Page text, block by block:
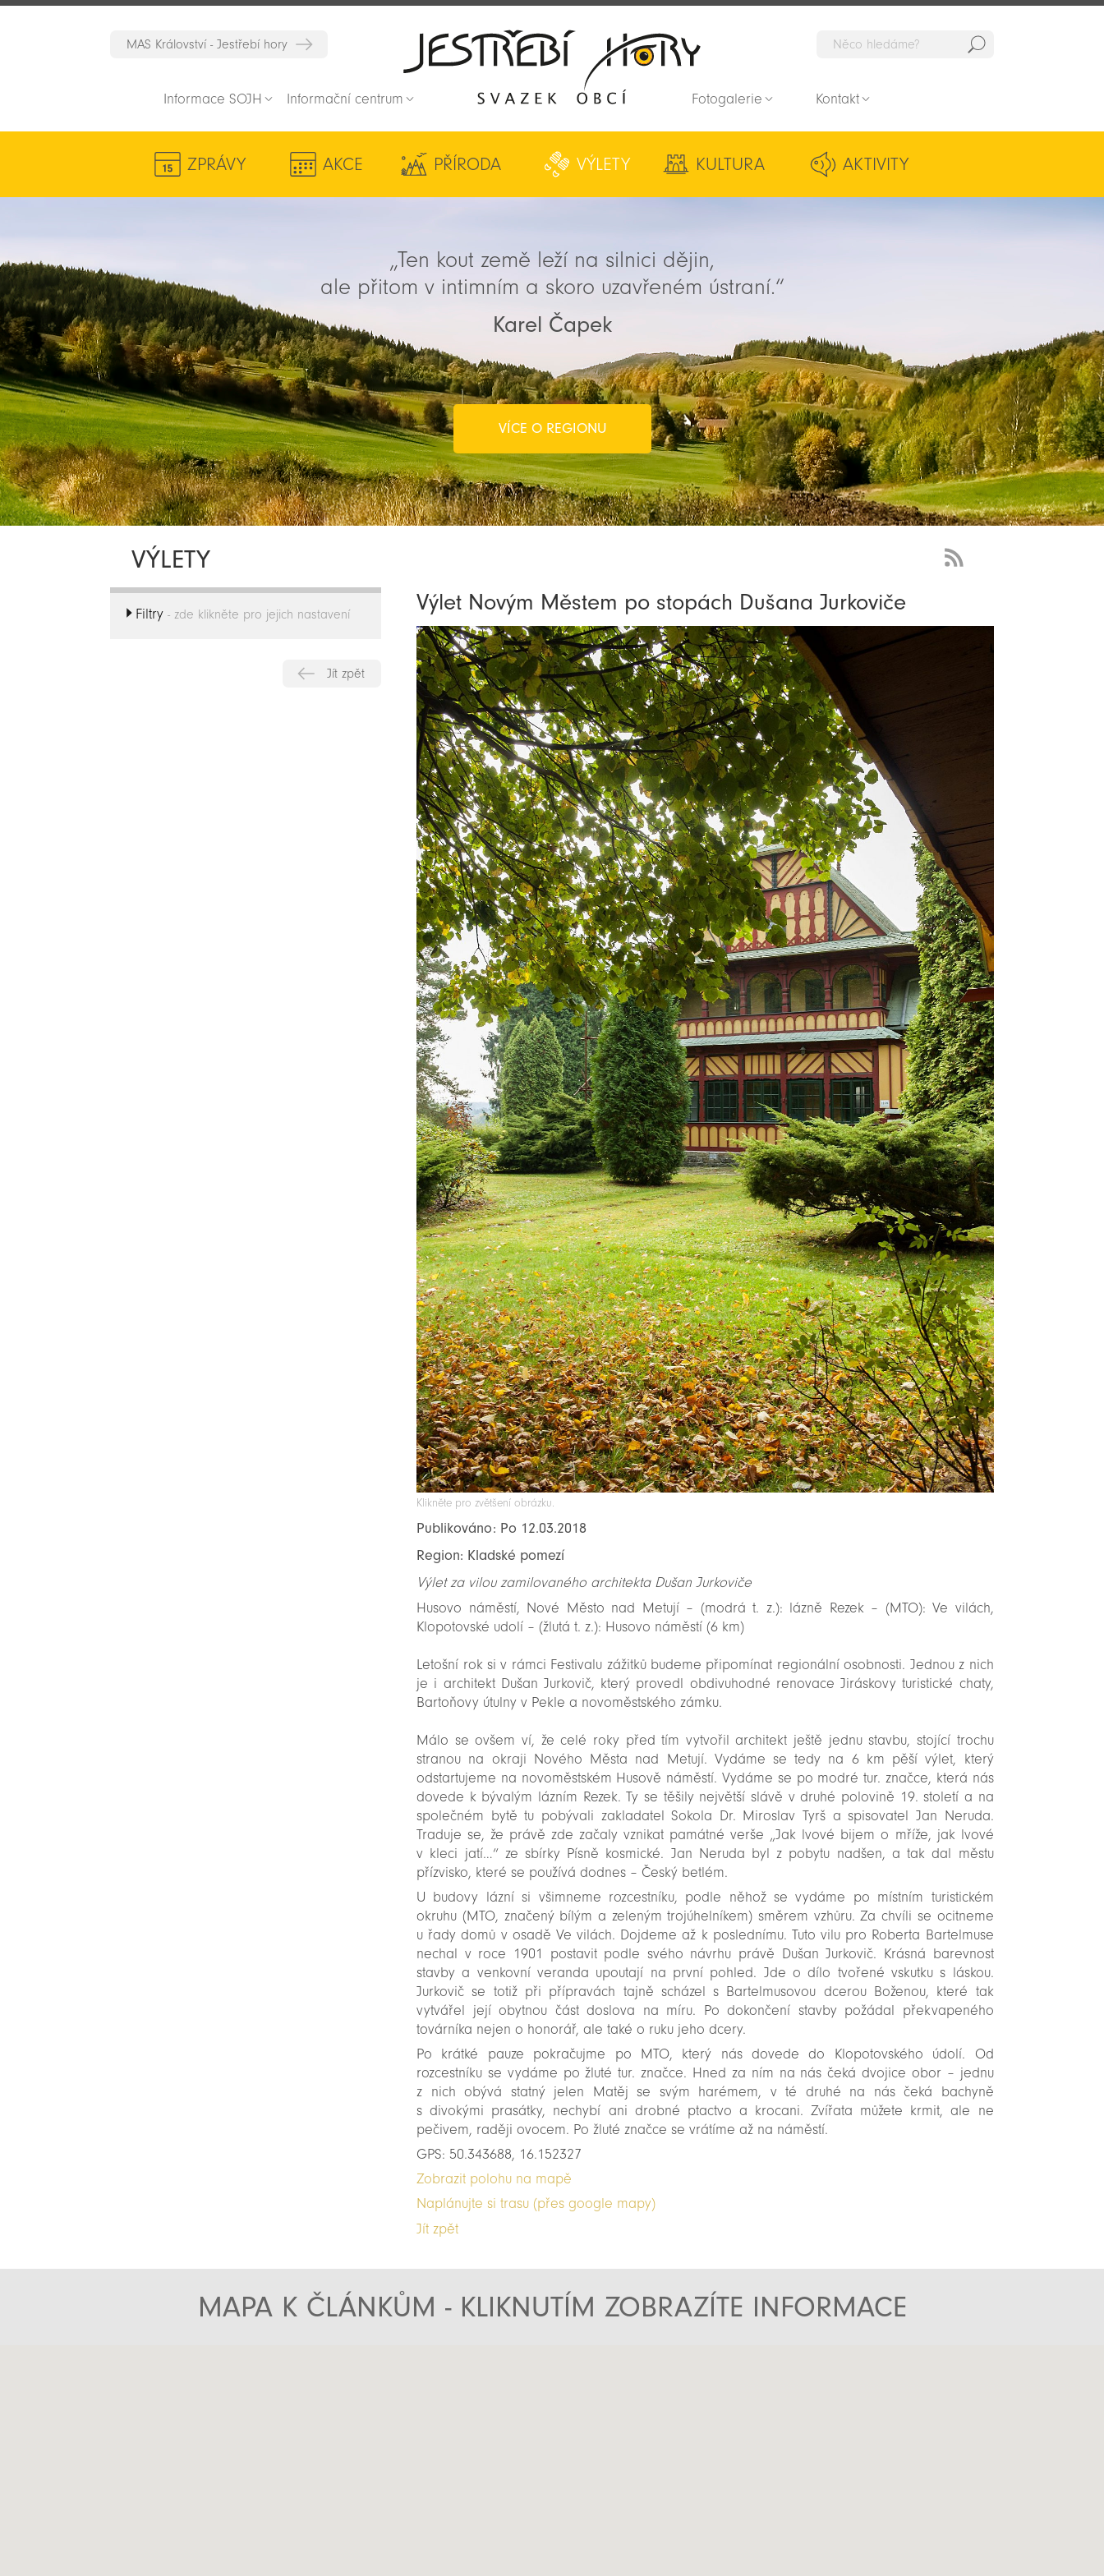
MAS Království - Jestřebí hory
Informace SOJH Informační centrum Fotogalerie Kontakt
ZPRÁVY AKCE PŘÍRODA VÝLETY KULTURA AKTIVITY
„Ten kout země leží na silnici dějin,
ale přitom v intimním a skoro uzavřeném ústraní.“
Karel Čapek
VÍCE O REGIONU
VÝLETY
novinky
Filtry - zde klikněte pro jejich nastavení
Jít zpět
Výlet Novým Městem po stopách Dušana Jurkoviče
Klikněte pro zvětšení obrázku.
Publikováno: Po 12.03.2018
Region: Kladské pomezí
Výlet za vilou zamilovaného architekta Dušan Jurkoviče
Husovo náměstí, Nové Město nad Metují – (modrá t. z.): lázně Rezek ­– (MTO): Ve vilách,
Klopotovské udolí – (žlutá t. z.): Husovo náměstí (6 km)
Letošní rok si v rámci Festivalu zážitků budeme připomínat regionální osobnosti. Jednou z nich
je i architekt Dušan Jurkovič, který provedl obdivuhodné renovace Jiráskovy turistické chaty,
Bartoňovy útulny v Pekle a novoměstského zámku.
Málo se ovšem ví, že celé roky před tím vytvořil architekt ještě jednu stavbu, stojící trochu
stranou na okraji Nového Města nad Metují. Vydáme se tedy na 6 km pěší výlet, který
odstartujeme na novoměstském Husově náměstí. Vydáme se po modré tur. značce, která nás
dovede k bývalým lázním Rezek. Ty se těšily největší slávě v druhé polovině 19. století a na
společném bytě tu pobývali zakladatel Sokola Dr. Miroslav Tyrš a spisovatel Jan Neruda.
Traduje se, že právě zde začaly vznikat památné verše „Jak lvové bijem o mříže, jak lvové
v kleci jatí…“ ze sbírky Písně kosmické. Jan Neruda byl z pobytu nadšen, a tak dal městu
přízvisko, které se používá dodnes – Český betlém.
U budovy lázní si všimneme rozcestníku, podle něhož se vydáme po místním turistickém
okruhu (MTO, značený bílým a zeleným trojúhelníkem) směrem vzhůru. Za chvíli se ocitneme
u řady domů v osadě Ve vilách. Dojdeme až k poslednímu. Tuto vilu pro Roberta Bartelmuse
nechal v roce 1901 postavit podle svého návrhu právě Dušan Jurkovič. Krásná barevnost
stavby a venkovní veranda upoutají na první pohled. Jde o dílo tvořené vskutku s láskou.
Jurkovič se totiž při přípravách tajně scházel s Bartelmusovou dcerou Boženou, které tak
vytvářel její obytnou část doslova na míru. Po dokončení stavby požádal překvapeného
továrníka nejen o honorář, ale také o ruku jeho dcery.
Po krátké pauze pokračujme po MTO, který nás dovede do Klopotovského údolí. Od
rozcestníku se vydáme po žluté tur. značce. Hned za ním na nás čeká dvojice obor – jednu
z nich obývá statný jelen Matěj se svým harémem, v té druhé na nás čeká bachyně
s divokými prasátky, nechybí ani drobné ptactvo a krocani. Zvířata můžete krmit, ale ne
pečivem, raději ovocem. Po žluté značce se vrátíme až na náměstí.
GPS: 50.343688, 16.152327
Zobrazit polohu na mapě
Naplánujte si trasu (přes google mapy)
Jít zpět
MAPA K ČLÁNKŮM - KLIKNUTÍM ZOBRAZÍTE INFORMACE